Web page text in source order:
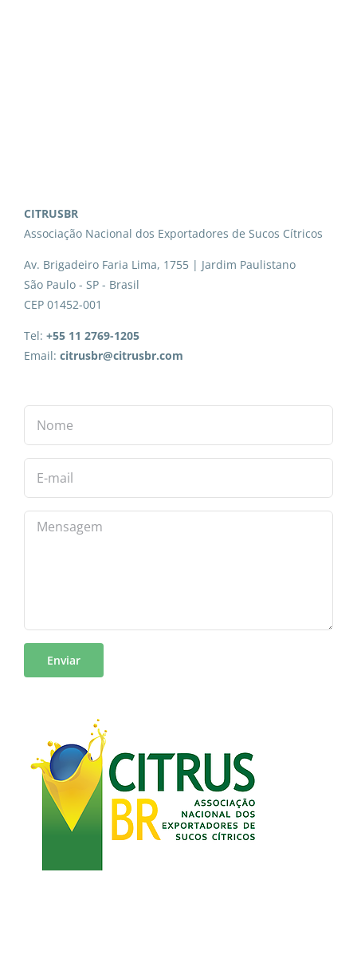
CITRUSBR
Associação Nacional dos Exportadores de Sucos Cítricos
Av. Brigadeiro Faria Lima, 1755 | Jardim Paulistano
São Paulo - SP - Brasil
CEP 01452-001
Tel: +55 11 2769-1205
Email: citrusbr@citrusbr.com